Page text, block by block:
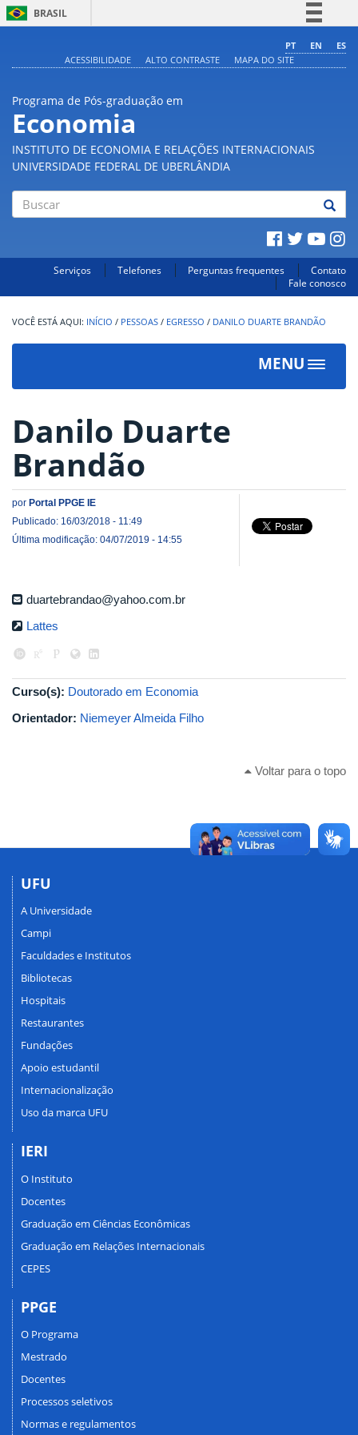
BRASIL
Comunica BR
PT EN
ES
ACESSIBILIDADE
ALTO CONTRASTE MAPA DO SITE
Programa de Pós-graduação em
Economia
INSTITUTO DE ECONOMIA E RELAÇÕES INTERNACIONAIS
UNIVERSIDADE FEDERAL DE UBERLÂNDIA
Serviços Telefones Perguntas frequentes
Contato
Fale conosco
INÍCIO / PESSOAS / EGRESSO / DANILO DUARTE BRANDÃO
MENU
Toggle
Danilo Duarte
Brandão
por Portal PPGE IE
Publicado: 16/03/2018 - 11:49
Última modificação: 04/07/2019 - 14:55
duartebrandao@yahoo.com.br
Lattes
Curso(s): Doutorado em Economia
Orientador: Niemeyer Almeida Filho
Voltar para o topo
UFU
A Universidade
Campi
Faculdades e Institutos
Bibliotecas
Hospitais
Restaurantes
Fundações
Apoio estudantil
Internacionalização
Uso da marca UFU
IERI
O Instituto
Docentes
Graduação em Ciências Econômicas
Graduação em Relações Internacionais
CEPES
PPGE
O Programa
Mestrado
Docentes
Processos seletivos
Normas e regulamentos